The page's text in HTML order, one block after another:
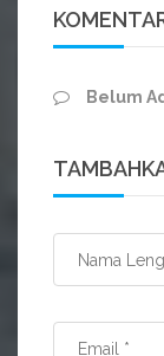
Belum